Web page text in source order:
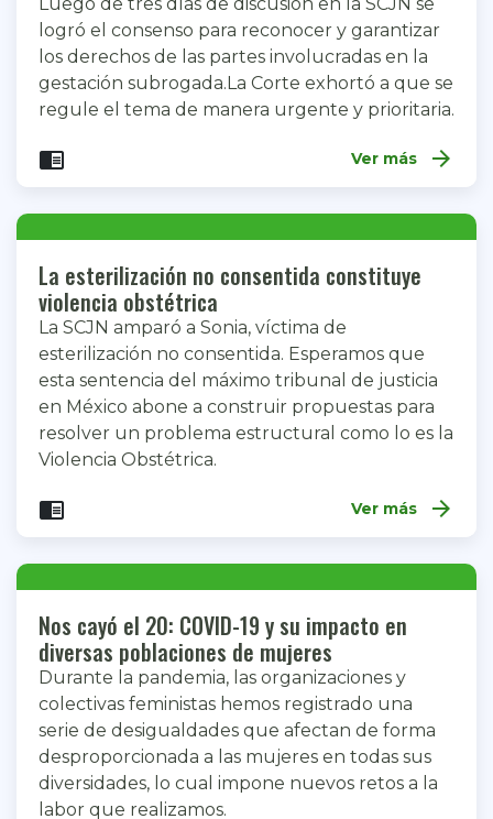
logró el consenso para reconocer y garantizar
los derechos de las partes involucradas en la
gestación subrogada.La Corte exhortó a que se
regule el tema de manera urgente y prioritaria.
chrome_reader_mode Ver más arrow_forward
La esterilización no consentida constituye
violencia obstétrica
La SCJN amparó a Sonia, víctima de
esterilización no consentida. Esperamos que
esta sentencia del máximo tribunal de justicia
en México abone a construir propuestas para
resolver un problema estructural como lo es la
Violencia Obstétrica.
chrome_reader_mode Ver más arrow_forward
Nos cayó el 20: COVID-19 y su impacto en
diversas poblaciones de mujeres
Durante la pandemia, las organizaciones y
colectivas feministas hemos registrado una
serie de desigualdades que afectan de forma
desproporcionada a las mujeres en todas sus
diversidades, lo cual impone nuevos retos a la
labor que realizamos.